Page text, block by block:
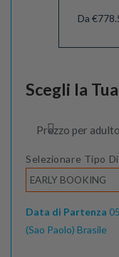
Da
Scegli la
Prezzo per
Selezionare Tipo
EARLY BOOKING
Data di Partenza
(Sao Paolo) Brasile